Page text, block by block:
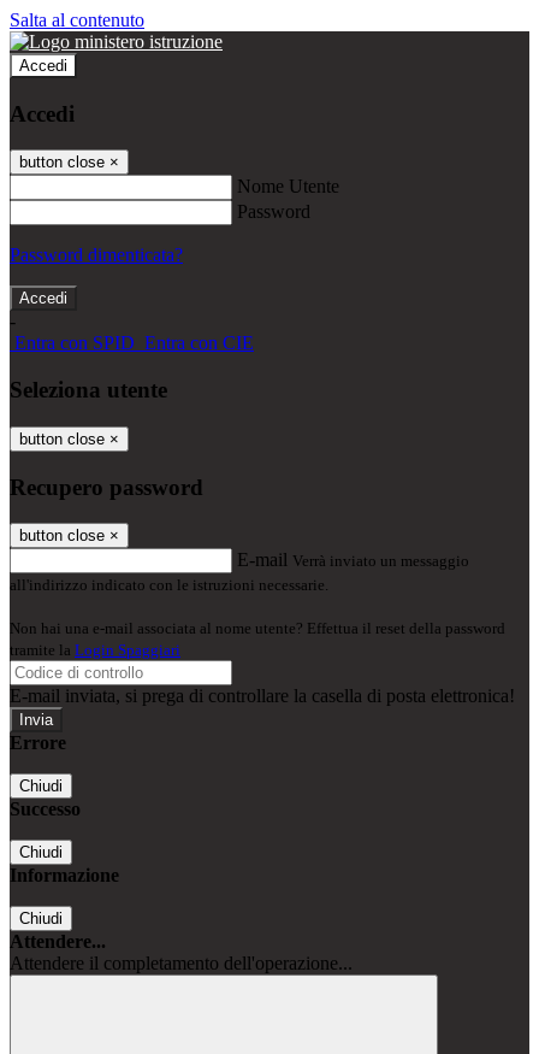
Salta al contenuto
Accedi
Accedi
button close ×
Nome Utente
Password
Password dimenticata?
-
Entra con SPID Entra con CIE
Seleziona utente
button close ×
Recupero password
button close ×
E-mail Verrà inviato un messaggio
all'indirizzo indicato con le istruzioni necessarie.
Non hai una e-mail associata al nome utente? Effettua il reset della password
tramite la Login Spaggiari
E-mail inviata, si prega di controllare la casella di posta elettronica!
Errore
Chiudi
Successo
Chiudi
Informazione
Chiudi
Attendere...
Attendere il completamento dell'operazione...